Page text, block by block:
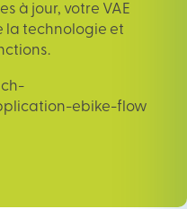
à jour, votre VAE
la technologie et
ebike-flow